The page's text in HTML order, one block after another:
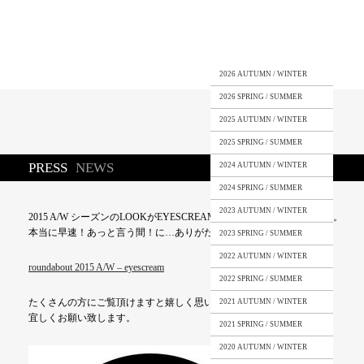
2026 AUTUMN / WINTER
2026 SPRING / SUMMER
2025 AUTUMN / WINTER
2025 SPRING / SUMMER
2024 AUTUMN / WINTER
2024 SPRING / SUMMER
2023 AUTUMN / WINTER
2023 SPRING / SUMMER
2022 AUTUMN / WINTER
2022 SPRING / SUMMER
2021 AUTUMN / WINTER
2021 SPRING / SUMMER
2020 AUTUMN / WINTER
PRESS NEWS
2015 A/W シーズンのLOOKがEYESCREAMにてご紹介頂いております。
本当に早速！あっと言う間！に…ありがたいです。
roundabout 2015 A/W – eyescream
たくさんの方にご覧頂けますと嬉しく思います。
宜しくお願い致します。